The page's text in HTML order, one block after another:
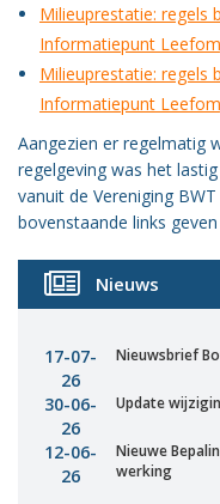
Milieuprestatie: regels
Informatiepunt
Milieuprestatie: regels
Informatiepunt
Aangezien er regelmatig
regelgeving was het
vanuit de Vereniging
bovenstaande links
Nieuws
17-07-
26
Nieuwsbrief
30-06-
26
Update
12-06-
26
Nieuwe
werking